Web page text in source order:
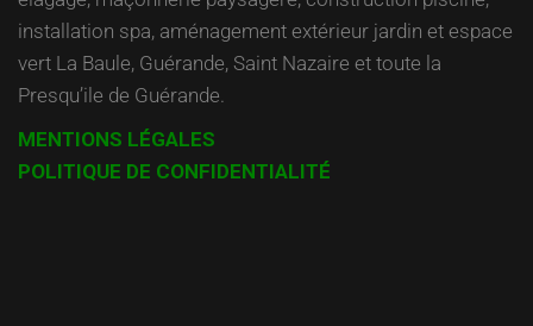
installation spa, aménagement extérieur jardin et espace
vert La Baule, Guérande, Saint Nazaire et toute la
Presqu’ile de Guérande.
MENTIONS LÉGALES
POLITIQUE DE CONFIDENTIALITÉ